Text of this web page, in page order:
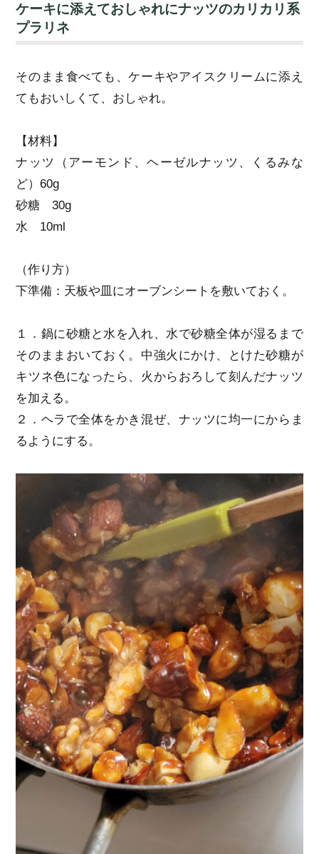
ケーキに添えておしゃれにナッツのカリカリ系
プラリネ
そのまま食べても、ケーキやアイスクリームに添え
てもおいしくて、おしゃれ。
【材料】
ナッツ（アーモンド、ヘーゼルナッツ、くるみな
ど）60g
砂糖 30g
水 10ml
（作り方）
下準備：天板や皿にオーブンシートを敷いておく。
１．鍋に砂糖と水を入れ、水で砂糖全体が湿るまで
そのままおいておく。中強火にかけ、とけた砂糖が
キツネ色になったら、火からおろして刻んだナッツ
を加える。
２．ヘラで全体をかき混ぜ、ナッツに均一にからま
るようにする。